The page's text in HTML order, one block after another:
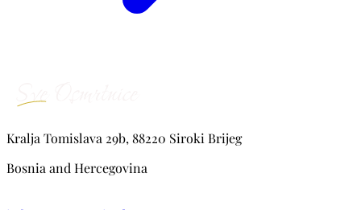
Kralja Tomislava 29b, 88220 Siroki Brijeg
Bosnia and Hercegovina